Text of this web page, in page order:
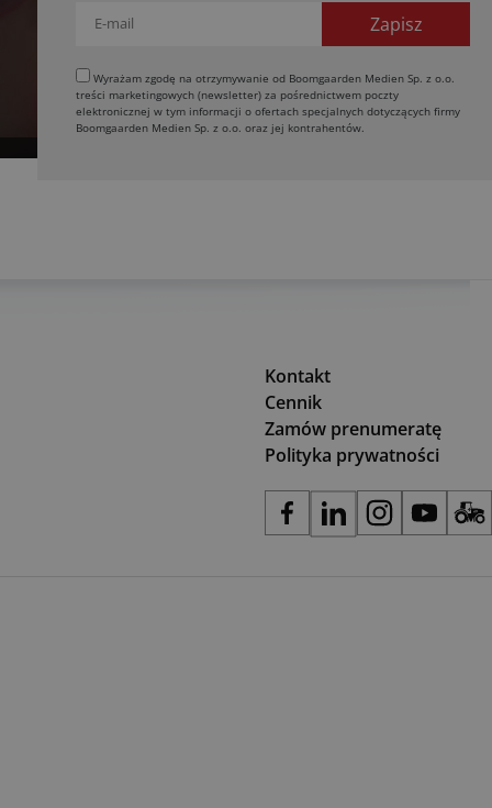
Wyrażam zgodę na otrzymywanie od Boomgaarden Medien Sp. z o.o.
treści marketingowych (newsletter) za pośrednictwem poczty
elektronicznej w tym informacji o ofertach specjalnych dotyczących firmy
Boomgaarden Medien Sp. z o.o. oraz jej kontrahentów.
Kontakt
Cennik
Zamów prenumeratę
Polityka prywatności